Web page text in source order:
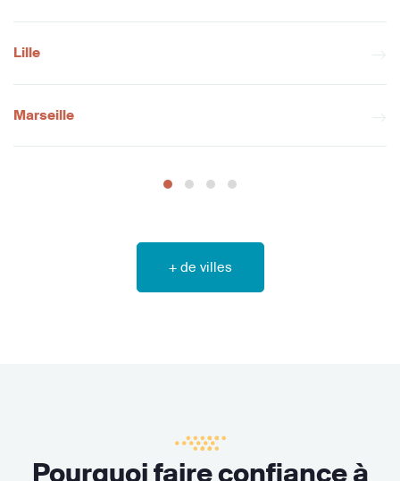
Lille
Marseille
+ de villes
Pourquoi faire confiance à